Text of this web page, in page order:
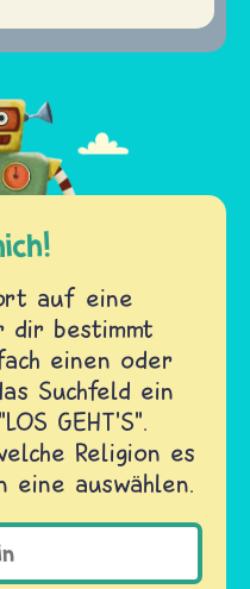
auf eine
dir bestimmt
einen oder
Suchfeld ein
GEHT'S".
Religion es
eine auswählen.